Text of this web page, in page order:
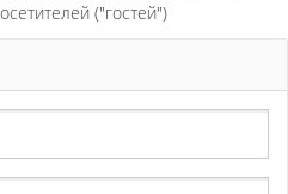
("гостей")